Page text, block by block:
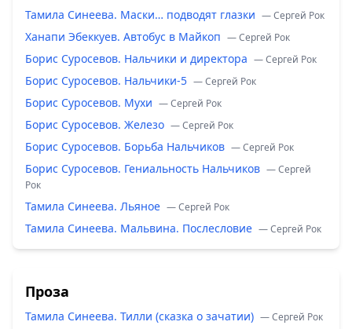
Тамила Синеева. Маски… подводят глазки — Сергей Рок
Ханапи Эбеккуев. Автобус в Майкоп — Сергей Рок
Борис Суросевов. Нальчики и директора — Сергей Рок
Борис Суросевов. Нальчики-5 — Сергей Рок
Борис Суросевов. Мухи — Сергей Рок
Борис Суросевов. Железо — Сергей Рок
Борис Суросевов. Борьба Нальчиков — Сергей Рок
Борис Суросевов. Гениальность Нальчиков — Сергей
Рок
Тамила Синеева. Льяное — Сергей Рок
Тамила Синеева. Мальвина. Послесловие — Сергей Рок
Проза
Тамила Синеева. Тилли (сказка о зачатии) — Сергей Рок